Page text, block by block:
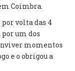
Coimbra.
volta das 4
um dos
momentos
e o obrigou a